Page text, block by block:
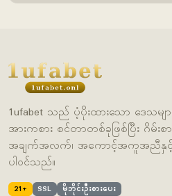
1ufabet သည် ပံ့ပိုးထားသော ဒေသမ
အားကစား စင်တာတစ်ခုဖြစ်ပြီး ဂိမ်းစာ
အချက်အလက်၊ အကောင့်အကူအညီနှင့်
ပါဝင်သည်။
21+ SSL မိုဘိုင်းဦးစားပေး